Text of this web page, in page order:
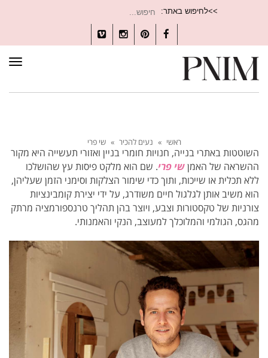
>>לחיפוש באתר:
עבור:
Facebook
Pinterest
Instagram
Vimeo
ראשי » נעים להכיר » שי פרי
השוטטות באתרי בנייה, חנויות חומרי בניין ואזורי תעשייה היא מקור
ההשראה של האמןשי פרי. שם הוא מלקט פיסות עץ שהושלכו
ללא תכלית או שייכות, ותוך כדי שימור הצלקות וסימני הזמן שעליהן,
הוא משיב אותן לגלגול חיים משודרג, על ידי יצירת קומבינציות
צורניות של טקסטורות וצבע, ויוצר בהן תהליך טרנספורמציה מרתק
מהגס, הגולמי והמלוכלך למעוצב, הנקי והאמנותי.